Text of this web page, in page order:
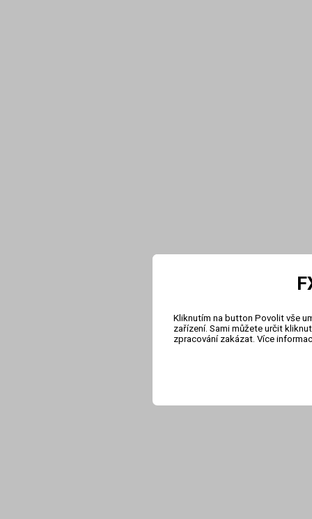
Kliknutím na button Povolit vše
zařízení. Sami můžete určit
zpracování zakázat. Více